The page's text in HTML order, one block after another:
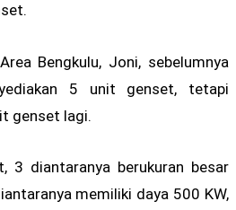
Bengkulu, Joni, sebelumnya
5 unit genset, tetapi
genset lagi.
3 diantaranya berukuran besar
memiliki daya 500 KW,